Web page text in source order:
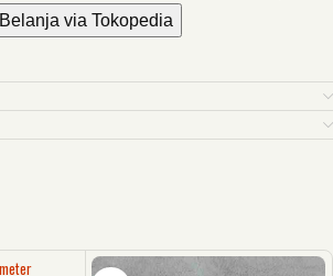
Belanja via Tokopedia